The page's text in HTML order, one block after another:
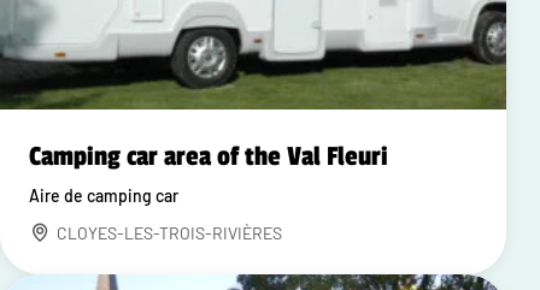
Camping car area of the Val Fleuri
Aire de camping car
CLOYES-LES-TROIS-RIVIÈRES